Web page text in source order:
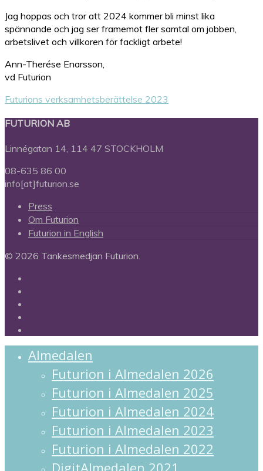
Jag hoppas och tror att 2024 kommer bli minst lika
spännande och jag ser framemot fler samtal om jobben,
arbetslivet och villkoren för fackligt arbete!
Ann-Therése Enarsson,
vd Futurion
Futurions verksamhetsberättelse 2023
FUTURION AB
Linnégatan 14, 114 47 STOCKHOLM
08-635 86 00
info[at]futurion.se
Press
Om Futurion
Futurion in English
© 2026 Tankesmedjan Futurion.
Almedalen
Futurion i Almedalen 2026
Futurion i Almedalen 2025
Futurion i Almedalen 2024
Futurion i Almedalen 2023
Futurion i Almedalen 2022
DigitAlmedalen 2021